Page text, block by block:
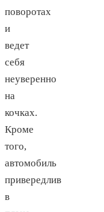
поворотах
и
ведет
себя
неуверенно
на
кочках.
Кроме
того,
автомобиль
привередлив
в